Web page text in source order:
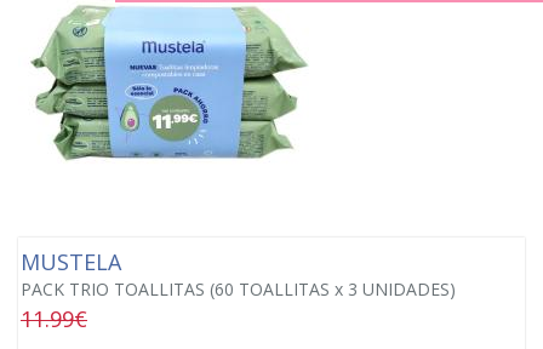
MUSTELA
PACK TRIO TOALLITAS (60 TOALLITAS x 3 UNIDADES)
11.99€